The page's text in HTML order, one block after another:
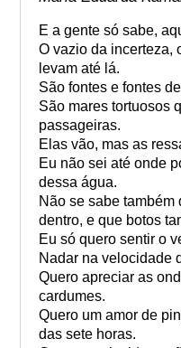
E a gente só sabe,
O vazio da incerteza,
levam até lá.
São fontes e fontes
São mares tortuosos
passageiras.
Elas vão, mas as
Eu não sei até onde
dessa água.
Não se sabe também
dentro, e que botos
Eu só quero sentir o
Nadar na velocidade
Quero apreciar as
cardumes.
Quero um amor de
das sete horas.